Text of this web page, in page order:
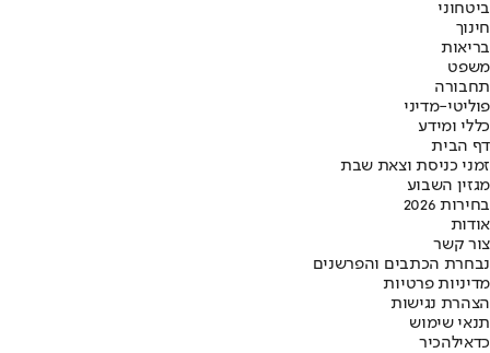
ביטחוני
חינוך
בריאות
משפט
תחבורה
פוליטי-מדיני
כללי ומידע
דף הבית
זמני כניסת וצאת שבת
מגזין השבוע
בחירות 2026
אודות
צור קשר
נבחרת הכתבים והפרשנים
מדיניות פרטיות
הצהרת נגישות
תנאי שימוש
כדאילהכיר